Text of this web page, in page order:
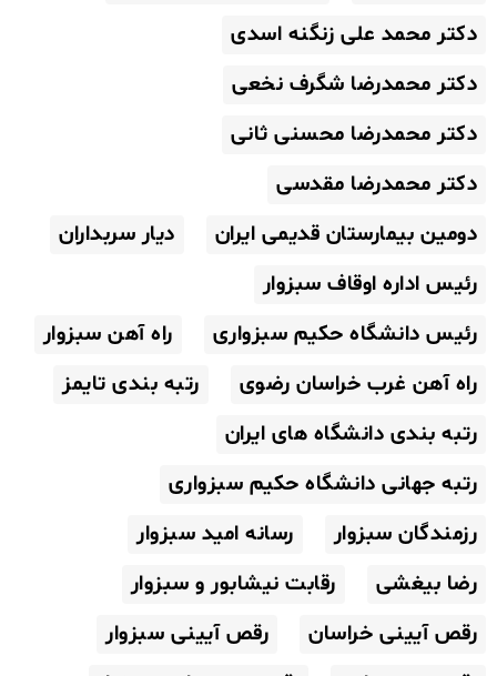
دکتر محمد علی زنگنه اسدی
دکتر محمدرضا شگرف نخعی
دکتر محمدرضا محسنی ثانی
دکتر محمدرضا مقدسی
دومین بیمارستان قدیمی ایران
دیار سربداران
رئیس اداره اوقاف سبزوار
رئیس دانشگاه حکیم سبزواری
راه آهن سبزوار
راه آهن غرب خراسان رضوی
رتبه بندی تایمز
رتبه بندی دانشگاه های ایران
رتبه جهانی دانشگاه حکیم سبزواری
رزمندگان سبزوار
رسانه امید سبزوار
رضا بیغشی
رقابت نیشابور و سبزوار
رقص آیینی خراسان
رقص آیینی سبزوار